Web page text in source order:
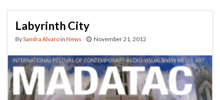
Labyrinth City
BySandra Alvaroin News November 21, 2012